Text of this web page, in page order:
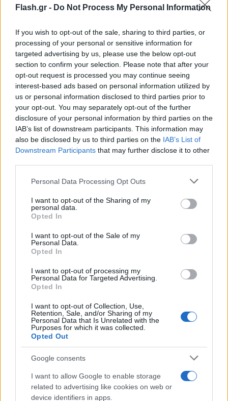
Flash.gr - Do Not Process My Personal Information
If you wish to opt-out of the sale, sharing to third parties, or
processing of your personal or sensitive information for
targeted advertising by us, please use the below opt-out
section to confirm your selection. Please note that after your
opt-out request is processed you may continue seeing
interest-based ads based on personal information utilized by
us or personal information disclosed to third parties prior to
your opt-out. You may separately opt-out of the further
disclosure of your personal information by third parties on the
IAB’s list of downstream participants. This information may
also be disclosed by us to third parties on the IAB’s List of
Downstream Participants that may further disclose it to other
Please note that this website/app uses one or more Google
not limited to your visit or usage behaviour. You may click to
grant or deny consent to Google and its third-party tags to
use your data for below specified purposes in below Google
consent section.
Personal Data Processing Opt Outs
I want to opt-out of the Sharing of my
personal data.
Opted In
I want to opt-out of the Sale of my
Personal Data.
Opted In
I want to opt-out of processing my
Personal Data for Targeted Advertising.
Opted In
I want to opt-out of Collection, Use,
Retention, Sale, and/or Sharing of my
Personal Data that Is Unrelated with the
Purposes for which it was collected.
Opted Out
Google consents
I want to allow Google to enable storage
related to advertising like cookies on web or
device identifiers in apps.
Στη νέα δομή One Unilever, καταργείται η θέση
κατέχει ο Δημήτρης Μαγγιώρος. Με πολυετή
εμπειρία σε διοικητικές θέσεις σε διεθνείς
ομίλους, ο Δημήτρης Μαγγιώρος ξεκίνησε την
επαγγελματική του σταδιοδρομία στη Unilever το
τομείς Τροφίμου, καθώς και Απορρυπαντικών &
Καλλυντικών. Από το 2017 έως σήμερα διευθύνει
το Τμήμα Πωλήσεων, ενώ το 2023 ανέλαβε
παράλληλα και το ρόλο του Head of South East
Europe. Κατά τη διάρκεια της θητείας του,
συνέβαλε σημαντικά στη στρατηγική ανάπτυξη της
Unilever με μεθοδικότητα, συνέπεια,